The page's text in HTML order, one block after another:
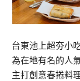
台東池上超夯小
為在地有名的人
主打創意春捲料